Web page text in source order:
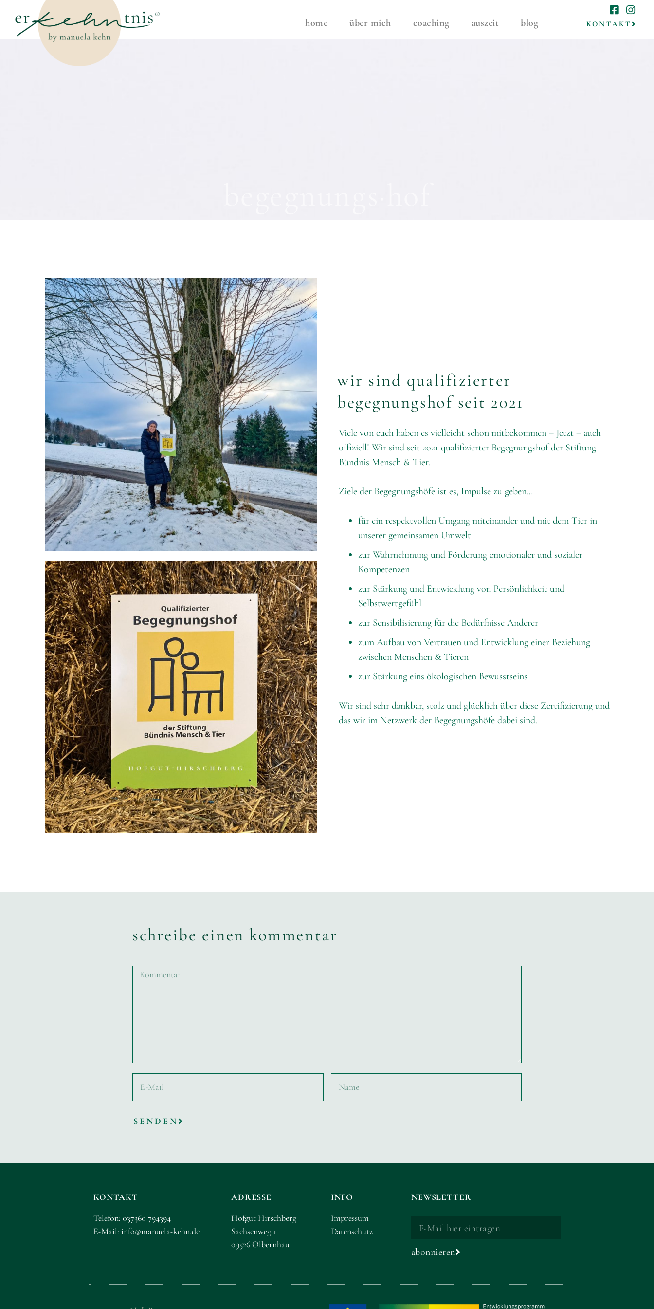
home über mich coaching auszeit blog KONTAKT
wir sind qualifizierter
begegnungshof seit 2021
Viele von euch haben es vielleicht schon mitbekommen – Jetzt – auch
offiziell! Wir sind seit 2021 qualifizierter Begegnungshof der Stiftung
Bündnis Mensch & Tier.
Ziele der Begegnungshöfe ist es, Impulse zu geben…
für ein respektvollen Umgang miteinander und mit dem Tier in
unserer gemeinsamen Umwelt
zur Wahrnehmung und Förderung emotionaler und sozialer
Kompetenzen
zur Stärkung und Entwicklung von Persönlichkeit und
Selbstwertgefühl
zur Sensibilisierung für die Bedürfnisse Anderer
zum Aufbau von Vertrauen und Entwicklung einer Beziehung
zwischen Menschen & Tieren
zur Stärkung eins ökologischen Bewusstseins
Wir sind sehr dankbar, stolz und glücklich über diese Zertifizierung und
das wir im Netzwerk der Begegnungshöfe dabei sind.
schreibe einen kommentar
SENDEN
KONTAKT
Telefon: 037360 794394
E-Mail: info@manuela-kehn.de
ADRESSE
Hofgut Hirschberg
Sachsenweg 1
09526 Olbernhau
INFO
Impressum
Datenschutz
NEWSLETTER
abonnieren